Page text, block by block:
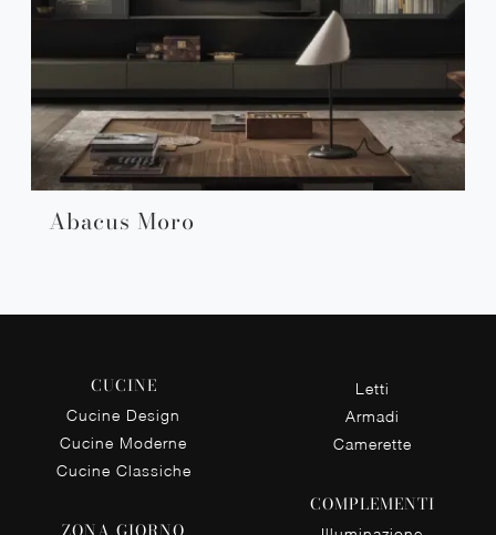
Abacus Moro
CUCINE
Cucine Design
Cucine Moderne
Cucine Classiche
Letti
Armadi
Camerette
COMPLEMENTI